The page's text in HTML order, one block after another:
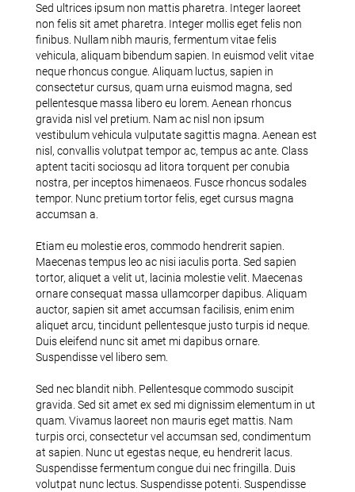
Sed ultrices ipsum non mattis pharetra. Integer laoreet
non felis sit amet pharetra. Integer mollis eget felis non
finibus. Nullam nibh mauris, fermentum vitae felis
vehicula, aliquam bibendum sapien. In euismod velit vitae
neque rhoncus congue. Aliquam luctus, sapien in
consectetur cursus, quam urna euismod magna, sed
pellentesque massa libero eu lorem. Aenean rhoncus
gravida nisl vel pretium. Nam ac nisl non ipsum
vestibulum vehicula vulputate sagittis magna. Aenean est
nisl, convallis volutpat tempor ac, tempus ac ante. Class
aptent taciti sociosqu ad litora torquent per conubia
nostra, per inceptos himenaeos. Fusce rhoncus sodales
tempor. Nunc pretium tortor felis, eget cursus magna
accumsan a.
Etiam eu molestie eros, commodo hendrerit sapien.
Maecenas tempus leo ac nisi iaculis porta. Sed sapien
tortor, aliquet a velit ut, lacinia molestie velit. Maecenas
ornare consequat massa ullamcorper dapibus. Aliquam
auctor, sapien sit amet accumsan facilisis, enim enim
aliquet arcu, tincidunt pellentesque justo turpis id neque.
Duis eleifend nunc sit amet mi dapibus ornare.
Suspendisse vel libero sem.
Sed nec blandit nibh. Pellentesque commodo suscipit
gravida. Sed sit amet ex sed mi dignissim elementum in ut
quam. Vivamus laoreet non mauris eget mattis. Nam
turpis orci, consectetur vel accumsan sed, condimentum
at sapien. Nunc ut egestas neque, eu hendrerit lacus.
Suspendisse fermentum congue dui nec fringilla. Duis
volutpat nunc lectus. Suspendisse potenti. Suspendisse